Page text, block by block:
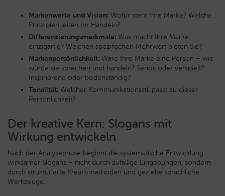
Markenwerte und Vision: Wofür steht Ihre Marke? Welche
Prinzipien leiten Ihr Handeln?
Differenzierungsmerkmale: Was macht Ihre Marke
einzigartig? Welchen spezifischen Mehrwert bieten Sie?
Markenpersönlichkeit: Wäre Ihre Marke eine Person – wie
würde sie sprechen und handeln? Seriös oder verspielt?
Inspirierend oder bodenständig?
Tonalität: Welcher Kommunikationsstil passt zu dieser
Persönlichkeit?
Der kreative Kern: Slogans mit
Wirkung entwickeln
Nach der Analysephase beginnt die systematische Entwicklung
wirksamer Slogans – nicht durch zufällige Eingebungen, sondern
durch strukturierte Kreativmethoden und gezielte sprachliche
Werkzeuge.